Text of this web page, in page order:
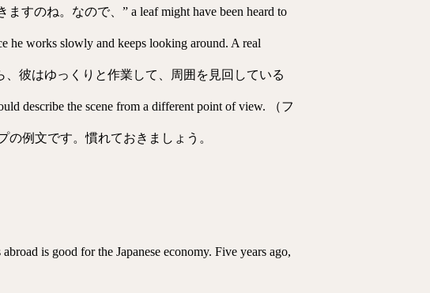
すのね。なので、” a leaf might have been heard to
works slowly and keeps looking around. A real
、彼はゆっくりと作業して、周囲を見回している
the scene from a different point of view. （フ
例文です。慣れておきましょう。
is good for the Japanese economy. Five years ago,